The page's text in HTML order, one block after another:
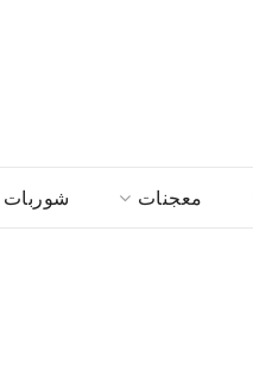
معجنات شوربات